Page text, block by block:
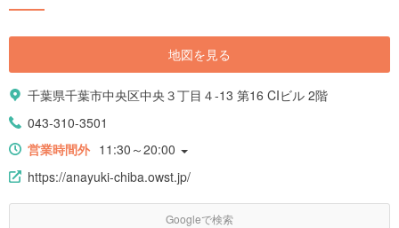
地図を見る
千葉県千葉市中央区中央３丁目４-13 第16 CIビル 2階
043-310-3501
営業時間外 11:30～20:00
https://anayuki-chiba.owst.jp/
Googleで検索